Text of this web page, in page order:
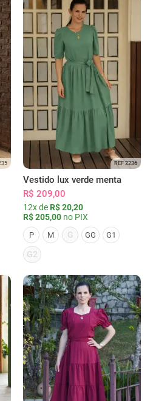
REF 2236
Vestido lux verde menta
R$ 209,00
12x de R$ 20,20
R$ 205,00 no PIX
P M G GG G1
G2